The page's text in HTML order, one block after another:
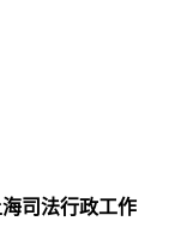
司法行政工作